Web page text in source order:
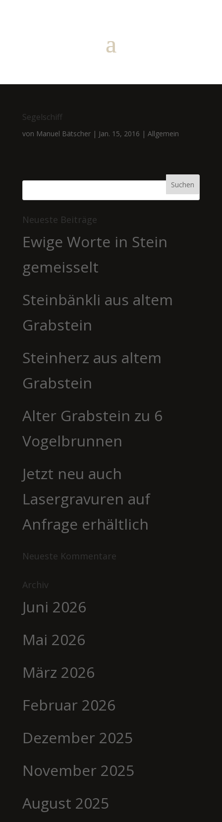
Segelschiff
von Manuel Bätscher| Jan. 15, 2016 | Allgemein
Neueste Beiträge
Ewige Worte in Stein
gemeisselt
Steinbänkli aus altem
Grabstein
Steinherz aus altem
Grabstein
Alter Grabstein zu 6
Vogelbrunnen
Jetzt neu auch
Lasergravuren auf
Anfrage erhältlich
Neueste Kommentare
Archiv
Juni 2026
Mai 2026
März 2026
Februar 2026
Dezember 2025
November 2025
August 2025